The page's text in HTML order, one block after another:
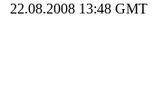
22.08.2008 13:48 GMT